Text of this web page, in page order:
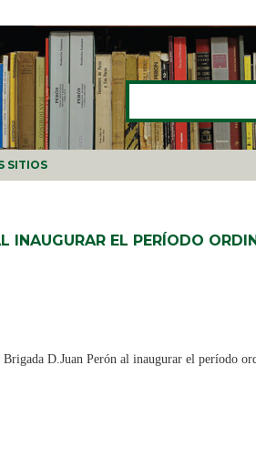
Buscar
SITIOS
INAUGURAR EL PERÍODO
D.Juan Perón al inaugurar el período